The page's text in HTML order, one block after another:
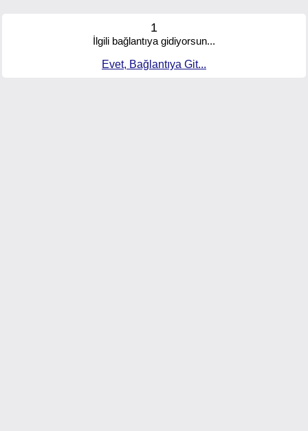
1
İlgili bağlantıya gidiyorsun...
Evet, Bağlantıya Git...